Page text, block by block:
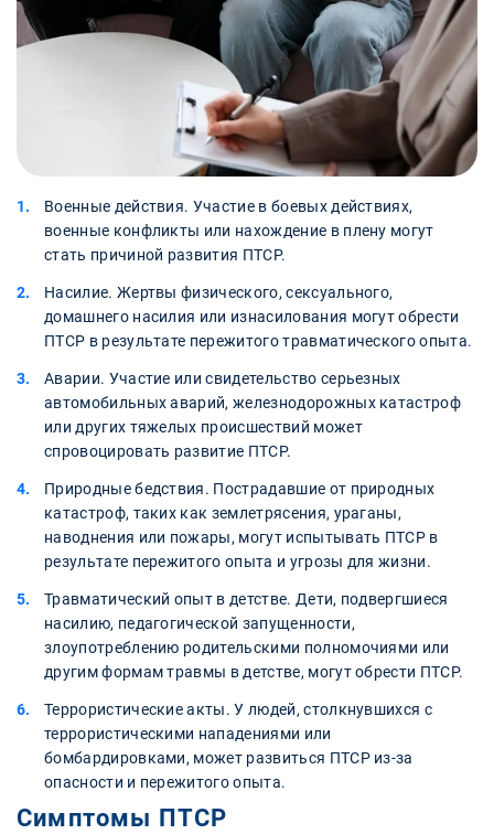
Военные действия. Участие в боевых действиях,
военные конфликты или нахождение в плену могут
стать причиной развития ПТСР.
Насилие. Жертвы физического, сексуального,
домашнего насилия или изнасилования могут обрести
ПТСР в результате пережитого травматического опыта.
Аварии. Участие или свидетельство серьезных
автомобильных аварий, железнодорожных катастроф
или других тяжелых происшествий может
спровоцировать развитие ПТСР.
Природные бедствия. Пострадавшие от природных
катастроф, таких как землетрясения, ураганы,
наводнения или пожары, могут испытывать ПТСР в
результате пережитого опыта и угрозы для жизни.
Травматический опыт в детстве. Дети, подвергшиеся
насилию, педагогической запущенности,
злоупотреблению родительскими полномочиями или
другим формам травмы в детстве, могут обрести ПТСР.
Террористические акты. У людей, столкнувшихся с
террористическими нападениями или
бомбардировками, может развиться ПТСР из-за
опасности и пережитого опыта.
Симптомы ПТСР